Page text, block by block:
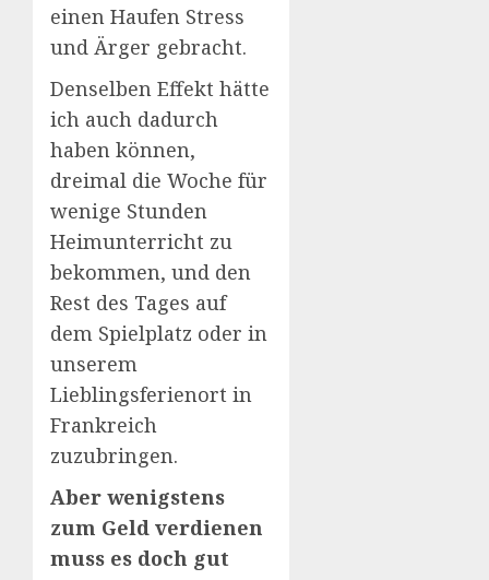
einen Haufen Stress
und Ärger gebracht.
Denselben Effekt hätte
ich auch dadurch
haben können,
dreimal die Woche für
wenige Stunden
Heimunterricht zu
bekommen, und den
Rest des Tages auf
dem Spielplatz oder in
unserem
Lieblingsferienort in
Frankreich
zuzubringen.
Aber wenigstens
zum Geld verdienen
muss es doch gut